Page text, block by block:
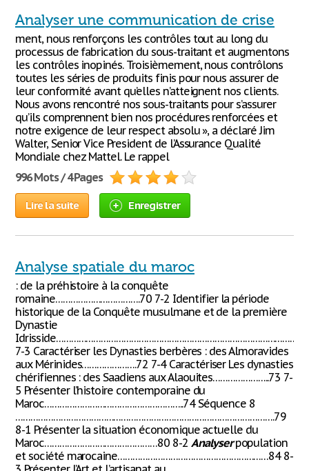
Analyser une communication de crise
ment, nous renforçons les contrôles tout au long du
processus de fabrication du sous-traitant et augmentons
les contrôles inopinés. Troisièmement, nous contrôlons
toutes les séries de produits finis pour nous assurer de
leur conformité avant qu’elles n’atteignent nos clients.
Nous avons rencontré nos sous-traitants pour s’assurer
qu’ils comprennent bien nos procédures renforcées et
notre exigence de leur respect absolu », a déclaré Jim
Walter, Senior Vice President de l’Assurance Qualité
Mondiale chez Mattel. Le rappel
996 Mots / 4 Pages
Lire la suite Enregistrer
Analyse spatiale du maroc
: de la préhistoire à la conquête
romaine…………………………….70 7-2 Identifier la période
historique de la Conquête musulmane et de la première
Dynastie
7-3 Caractériser les Dynasties berbères : des Almoravides
aux Mérinides………………….72 7-4 Caractériser Les dynasties
chérifiennes : des Saadiens aux Alaouites…………………..73 7-
5 Présenter l’histoire contemporaine du
Maroc………………………………………………..74 Séquence 8
………………………………………………………………………………………….79
8-1 Présenter la situation économique actuelle du
Maroc………………………………………80 8-2 Analyserpopulation
et société marocaine……………………………………………………84 8-